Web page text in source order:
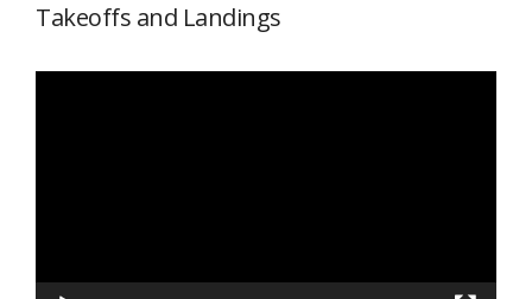
Takeoffs and Landings